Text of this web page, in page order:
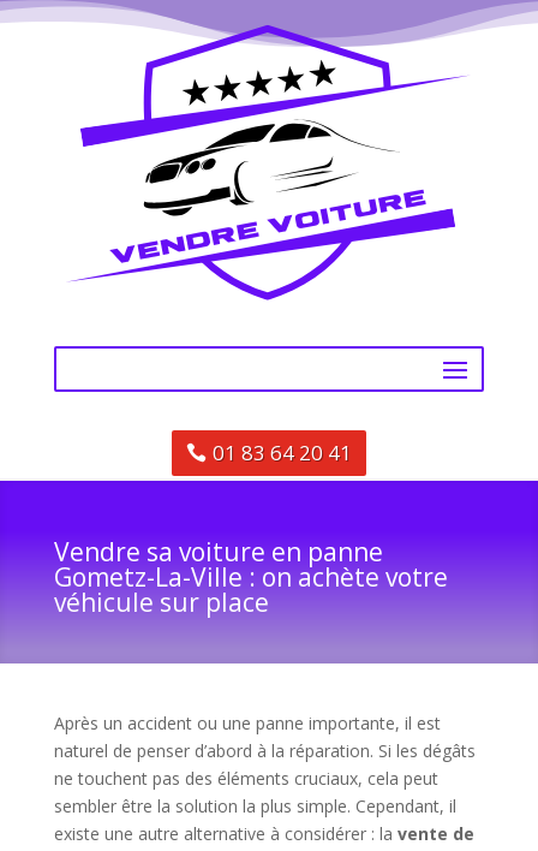
01 83 64 20 41
Vendre sa voiture en panne
Gometz-La-Ville : on achète votre
véhicule sur place
Après un accident ou une panne importante, il est
naturel de penser d’abord à la réparation. Si les dégâts
ne touchent pas des éléments cruciaux, cela peut
sembler être la solution la plus simple. Cependant, il
existe une autre alternative à considérer : la vente de